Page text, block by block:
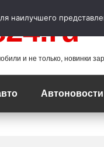
и не только, новинки
Автоновости
наилучшего